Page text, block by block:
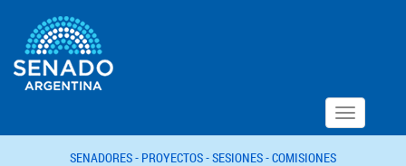
Toggle
navigation
SENADORES - PROYECTOS -SESIONES -COMISIONES